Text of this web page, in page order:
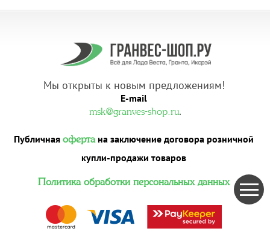
Мы открыты к новым предложениям!
E-mail
msk@granves-shop.ru.
Публичная офертана заключение договора розничной
купли-продажи товаров
Политика обработки персональных данных